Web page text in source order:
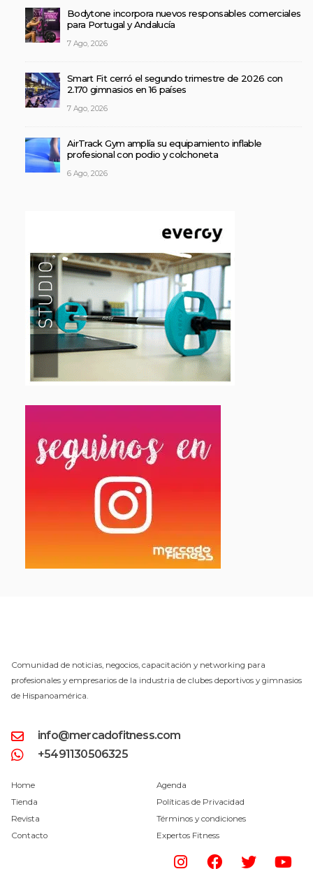
Bodytone incorpora nuevos responsables comerciales
para Portugal y Andalucía
7 Ago, 2026
Smart Fit cerró el segundo trimestre de 2026 con
2.170 gimnasios en 16 países
7 Ago, 2026
AirTrack Gym amplía su equipamiento inflable
profesional con podio y colchoneta
6 Ago, 2026
Comunidad de noticias, negocios, capacitación y networking para
profesionales y empresarios de la industria de clubes deportivos y gimnasios
de Hispanoamérica.
info@mercadofitness.com
+5491130506325
Home
Tienda
Revista
Contacto
Agenda
Políticas de Privacidad
Términos y condiciones
Expertos Fitness